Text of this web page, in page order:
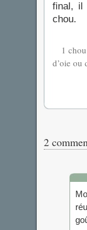
final, il
chou.
1
d’oie ou
2